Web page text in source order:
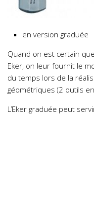
en version graduée
Quand on est certain
Eker, on leur fournit le
du temps lors de la
géométriques (2 outils
L’Eker graduée peut